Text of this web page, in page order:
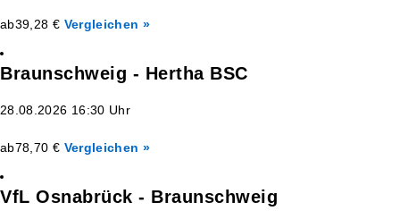
ab39,28 € Vergleichen »
Braunschweig - Hertha BSC
28.08.2026 16:30 Uhr
ab78,70 € Vergleichen »
VfL Osnabrück - Braunschweig